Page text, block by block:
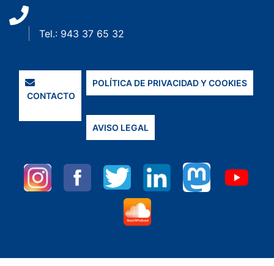
Tel.: 943 37 65 32
CONTACTO
POLÍTICA DE PRIVACIDAD Y COOKIES
AVISO LEGAL